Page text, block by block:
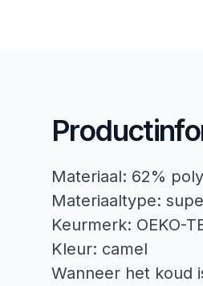
Materiaal: 62%
Materiaaltype:
Keurmerk: OEKO-
Kleur: camel
Wanneer het koud